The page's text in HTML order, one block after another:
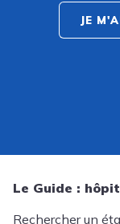
JE
Le Guide :
Rechercher un